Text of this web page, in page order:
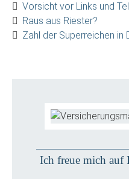
Vorsicht vor Links und
Raus aus Riester?
Zahl der Superreichen
Ich freue mich auf